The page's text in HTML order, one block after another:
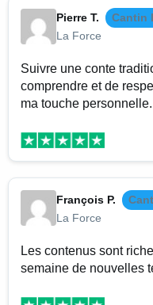
Pierre T.
Cantin
La Force
Suivre une conte
comprendre et de
ma touche personnelle.
François P.
La Force
Les contenus sont
semaine de nouvelles